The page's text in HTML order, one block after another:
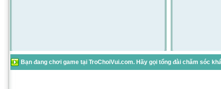
Bạn đang chơi game tại TroChoiVui.com. Hãy gọi tổng đài chăm sóc